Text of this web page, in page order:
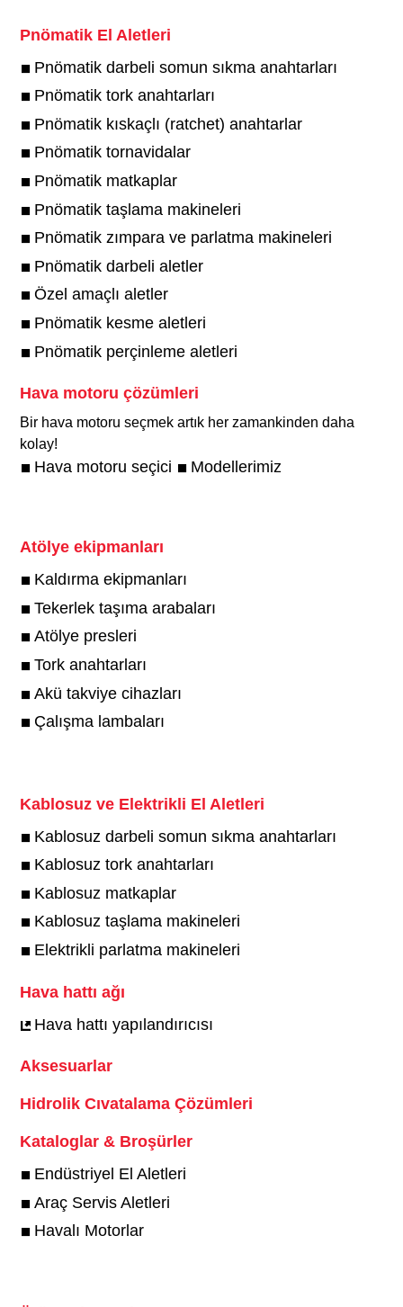
Pnömatik El Aletleri
Pnömatik darbeli somun sıkma anahtarları
Pnömatik tork anahtarları
Pnömatik kıskaçlı (ratchet) anahtarlar
Pnömatik tornavidalar
Pnömatik matkaplar
Pnömatik taşlama makineleri
Pnömatik zımpara ve parlatma makineleri
Pnömatik darbeli aletler
Özel amaçlı aletler
Pnömatik kesme aletleri
Pnömatik perçinleme aletleri
Hava motoru çözümleri
Bir hava motoru seçmek artık her zamankinden daha
kolay!​
Hava motoru seçici Modellerimiz
Atölye ekipmanları
Kaldırma ekipmanları
Tekerlek taşıma arabaları
Atölye presleri
Tork anahtarları
Akü takviye cihazları
Çalışma lambaları
Kablosuz ve Elektrikli El Aletleri
Kablosuz darbeli somun sıkma anahtarları
Kablosuz tork anahtarları
Kablosuz matkaplar
Kablosuz taşlama makineleri
Elektrikli parlatma makineleri
Hava hattı ağı
Hava hattı yapılandırıcısı
Aksesuarlar
Hidrolik Cıvatalama Çözümleri
Kataloglar & Broşürler
Endüstriyel El Aletleri
Araç Servis Aletleri
Havalı Motorlar